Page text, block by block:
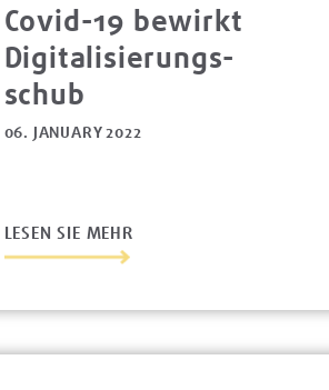
Covid-19 bewirkt
Digitalisierungs­
schub
06. JANUARY 2022
LESEN SIE MEHR